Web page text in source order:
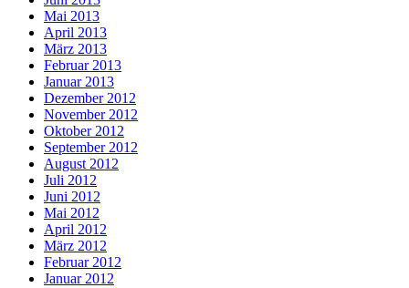
Mai 2013
April 2013
März 2013
Februar 2013
Januar 2013
Dezember 2012
November 2012
Oktober 2012
September 2012
August 2012
Juli 2012
Juni 2012
Mai 2012
April 2012
März 2012
Februar 2012
Januar 2012